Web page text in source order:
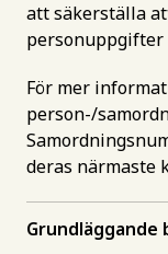
att säkerställa
personuppgifter
För mer
person-/
deras närmaste
Grundläggande